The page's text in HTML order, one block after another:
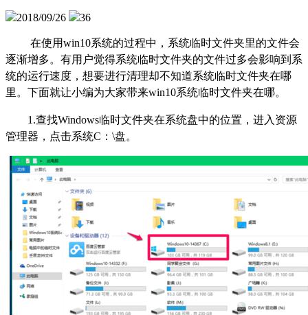
2018/09/26 36
在使用win10系统的过程中，系统临时文件夹里的文件会
逐渐增多。有用户觉得系统临时文件夹的文件过多会影响到系
统的运行速度，想要进行清理却不知道系统临时文件夹在哪
里。下面就让小编为大家带来win10系统临时文件夹在哪。
1.查找Windows临时文件夹在系统盘中的位置，进入资源
管理器，点击系统C：\盘。